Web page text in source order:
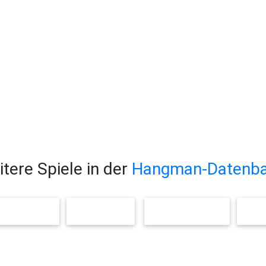
Spiele in der Hangman-